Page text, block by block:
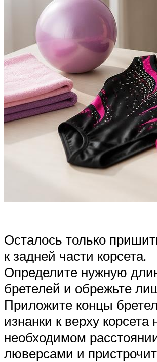
Осталось только
к задней части корсета.
Определите нужную
бретелей и обрежьте
Приложите концы
изнанки к верху корсета
необходимом
люверсами и